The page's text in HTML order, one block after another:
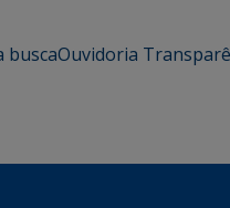
buscaOuvidoria